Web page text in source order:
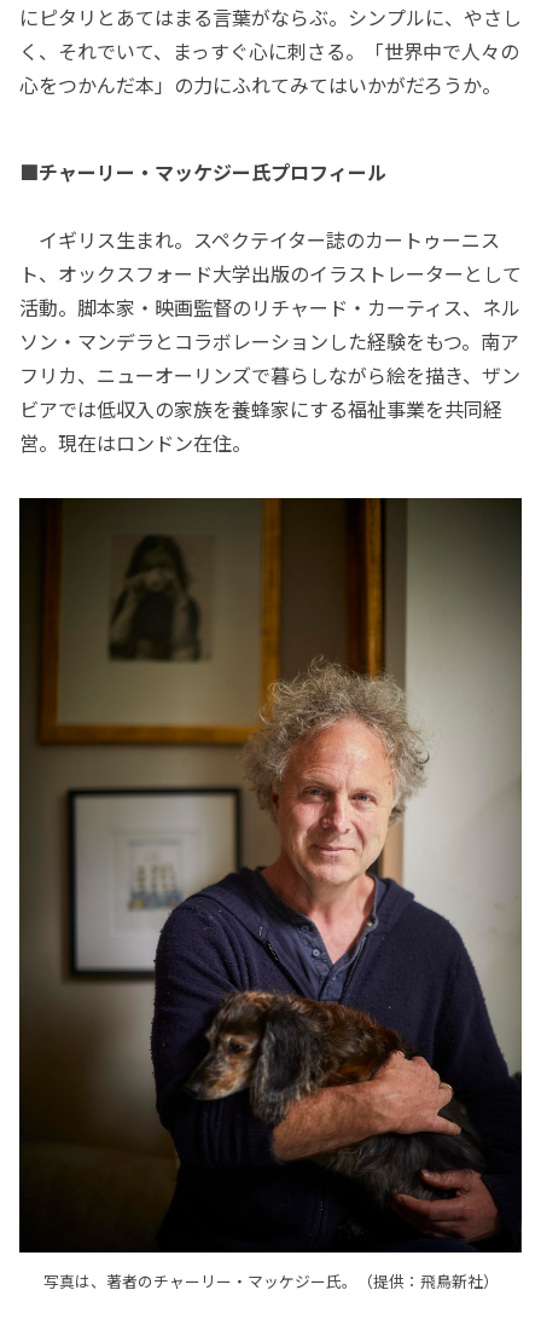
にピタリとあてはまる言葉がならぶ。シンプルに、やさし
く、それでいて、まっすぐ心に刺さる。「世界中で人々の
心をつかんだ本」の力にふれてみてはいかがだろうか。
■チャーリー・マッケジー氏プロフィール
イギリス生まれ。スペクテイター誌のカートゥーニス
ト、オックスフォード大学出版のイラストレーターとして
活動。脚本家・映画監督のリチャード・カーティス、ネル
ソン・マンデラとコラボレーションした経験をもつ。南ア
フリカ、ニューオーリンズで暮らしながら絵を描き、ザン
ビアでは低収入の家族を養蜂家にする福祉事業を共同経
営。現在はロンドン在住。
写真は、著者のチャーリー・マッケジー氏。（提供：飛鳥新社）